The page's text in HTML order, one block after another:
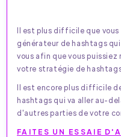
Il est plus difficile que vous
générateur de hashtags
vous afin que vous
votre stratégie de
Il est encore plus difficile
hashtags qui va aller au-
d'autres parties de votre
FAITES UN ESSAIE